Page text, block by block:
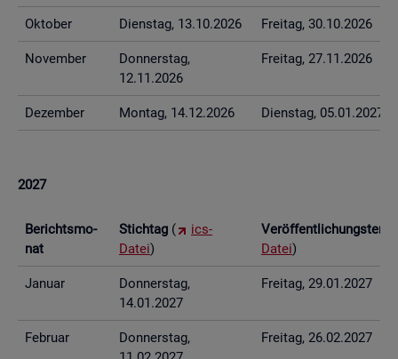
Ok­to­ber Diens­tag, 13.10.2026 Frei­tag, 30.10.2026
No­vem­ber
Don­ners­tag,
12.11.2026
Frei­tag, 27.11.2026
De­zem­ber Mon­tag, 14.12.2026 Diens­tag, 05.01.2027
2027
Be­richts­mo­
nat
Stich­tag (
ics-
Datei)
Datei)
Ja­nu­ar
Don­ners­tag,
14.01.2027
Frei­tag, 29.01.2027
Fe­bru­ar
Don­ners­tag,
Frei­tag, 26.02.2027